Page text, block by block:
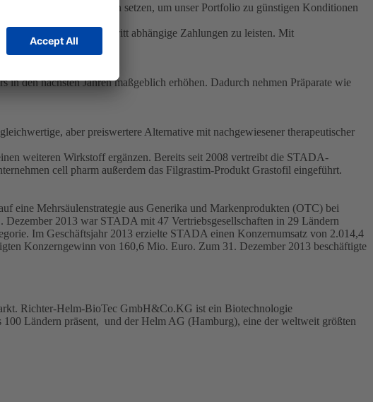
Partnern setzen, um unser Portfolio zu günstigen Konditionen
vom Projektfortschritt abhängige Zahlungen zu leisten. Mit
den nächsten Jahren maßgeblich erhöhen. Dadurch nehmen Präparate wie
aber preiswertere Alternative mit nachgewiesener therapeutischer
weiteren Wirkstoff ergänzen. Bereits seit 2008 vertreibt die STADA-
cell pharm außerdem das Filgrastim-Produkt Grastofil eingeführt.
eine Mehrsäulenstrategie aus Generika und Markenprodukten (OTC) bei
2013 war STADA mit 47 Vertriebsgesellschaften in 29 Ländern
Im Geschäftsjahr 2013 erzielte STADA einen Konzernumsatz von 2.014,4
Konzerngewinn von 160,6 Mio. Euro. Zum 31. Dezember 2013 beschäftigte
Richter-Helm-BioTec GmbH&Co.KG ist ein Biotechnologie
Ländern präsent, und der Helm AG (Hamburg), eine der weltweit größten